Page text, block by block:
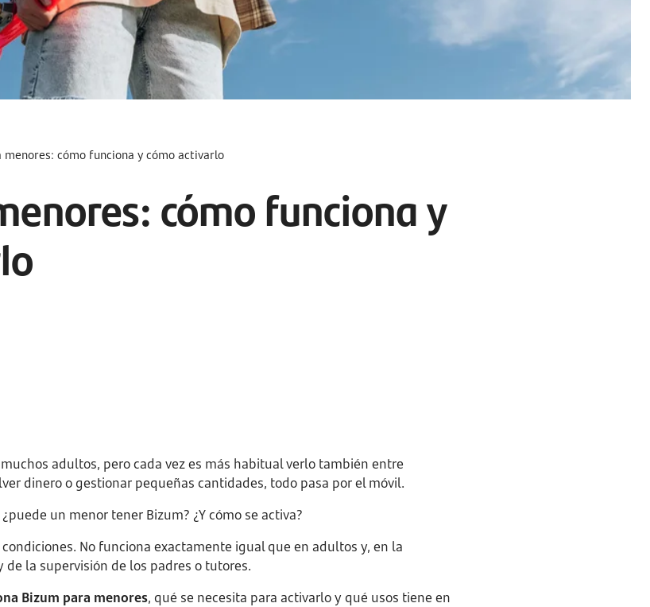
menores: cómo funciona y cómo activarlo
cómo funciona y
adultos, pero cada vez es más habitual verlo también entre
dinero o gestionar pequeñas cantidades, todo pasa por el móvil.
un menor tener Bizum? ¿Y cómo se activa?
No funciona exactamente igual que en adultos y, en la
la supervisión de los padres o tutores.
Bizum para menores, qué se necesita para activarlo y qué usos tiene en